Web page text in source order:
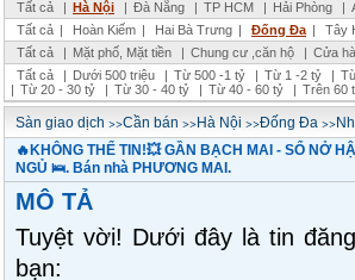
Tất cả
| Hà Nội | Đà Nẵng | TP HCM | Hải Phòng |
Tất cả | Hoàn Kiếm | Hai Bà Trưng | Đống Đa | Tây
Tất cả
| Mặt phố, Mặt tiền | Chung cư ,căn hộ | Cửa
Tất cả
| Dưới 500 triệu | Từ 500 -1 tỷ | Từ 1 -2 tỷ |
| Từ 20 - 30 tỷ | Từ 30 - 40 tỷ | Từ 40 - 60 tỷ | Trên 60
Sàn giao dịch >>Cần bán >>Hà Nội >>Đống Đa >>
🔥KHÔNG THỂ TIN!💥 GẦN BẠCH MAI - SỔ NỞ
NGỦ 🛌. Bán nhà PHƯƠNG MAI.
MÔ TẢ
Tuyệt vời! Dưới đây là tin
bạn: